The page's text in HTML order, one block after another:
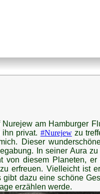
am Hamburger
privat. #Nurejewzu
Dieser
In seiner Aura
von diesem Planeten,
erfreuen. Vielleicht ist
dazu eine schöne
erzählen werde.